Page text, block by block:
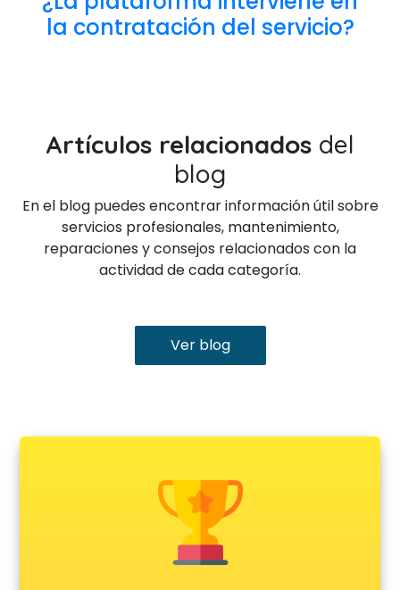
la contratación del servicio?
Artículos relacionados del
blog
En el blog puedes encontrar información útil sobre
servicios profesionales, mantenimiento,
reparaciones y consejos relacionados con la
actividad de cada categoría.
Ver blog